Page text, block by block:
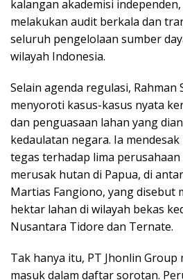
kalangan akademisi
melakukan audit berkala dan
seluruh pengelolaan sumber
wilayah Indonesia.
Selain agenda regulasi, Rahman
menyoroti kasus-kasus nyata
dan penguasaan lahan yang
kedaulatan negara. Ia
tegas terhadap lima
merusak hutan di Papua, di
Martias Fangiono, yang disebut
hektar lahan di wilayah bekas
Nusantara Tidore dan Ternate.
Tak hanya itu, PT Jhonlin Group
masuk dalam daftar sorotan.